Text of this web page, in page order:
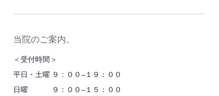
当院のご案内。
＜受付時間＞
平日・土曜 ９：００−１９：００
日曜 ９：００−１５：００